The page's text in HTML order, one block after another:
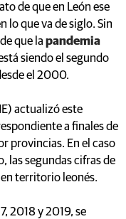
de que en León ese
lo que va de siglo. Sin
que la pandemia
siendo el segundo
el 2000.
actualizó este
a finales de
provincias. En el caso
las segundas cifras de
territorio leonés.
2018 y 2019, se